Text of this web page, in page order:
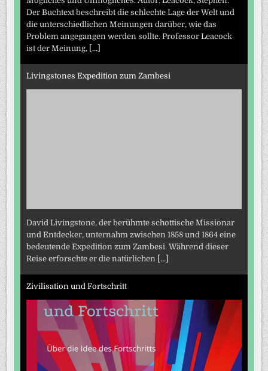
Der Buchtext beschreibt die schlechte Lage der Welt und
die unterschiedlichen Meinungen darüber, wie das
Problem angegangen werden sollte. Professor Leacock
ist der Meinung,
[...]
Livingstones Expedition zum Zambesi
David Livingstone, der berühmte schottische Missionar
und Entdecker, unternahm zwischen 1858 und 1864 eine
bedeutende Expedition zum Zambesi. Während dieser
Reise erforschte er die natürlichen
[...]
Zivilisation und Fortschritt